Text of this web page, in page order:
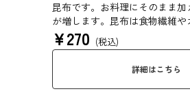
昆布です。お料理にそのまま
が増します。昆布は食物繊維や
富に含んでいるため、バランス
のためにお使いいただけます
豆、豆腐、和え物など、様々な
¥270 (税込)
詳細はこちら